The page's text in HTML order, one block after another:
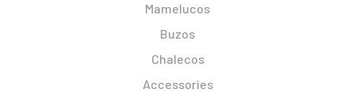
Mamelucos
Buzos
Chalecos
Accessories